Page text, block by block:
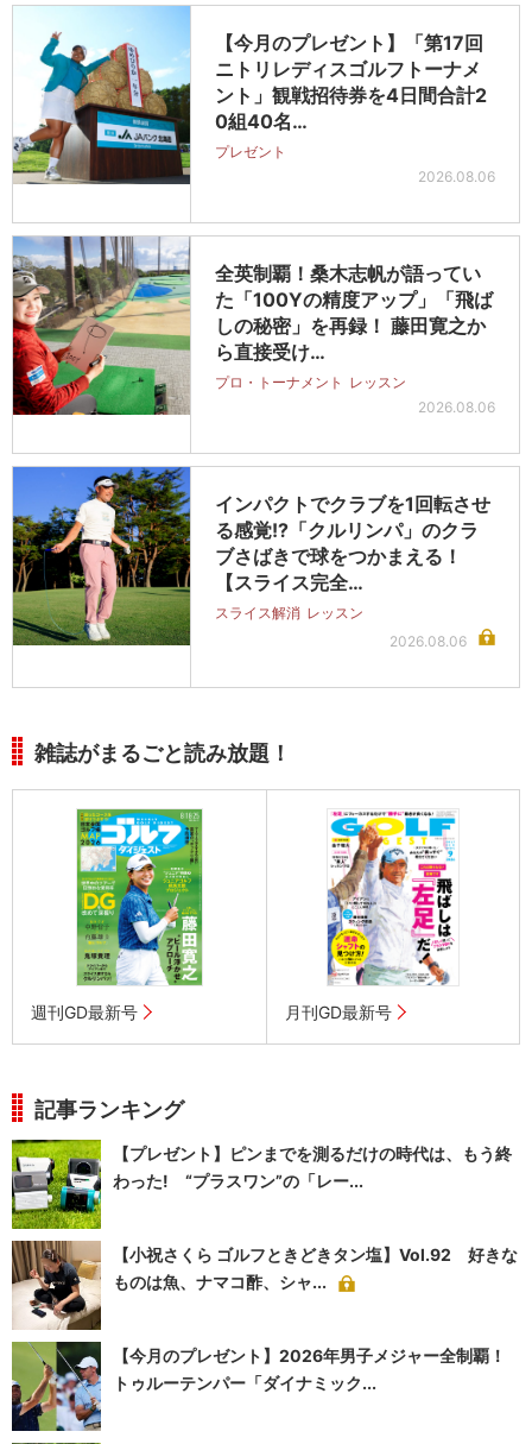
【今月のプレゼント】「第17回
ニトリレディスゴルフトーナメ
ント」観戦招待券を4日間合計2
0組40名…
プレゼント
2026.08.06
全英制覇！桑木志帆が語ってい
た「100Yの精度アップ」「飛ば
しの秘密」を再録！ 藤田寛之か
ら直接受け…
プロ・トーナメント レッスン
2026.08.06
インパクトでクラブを1回転させ
る感覚!?「クルリンパ」のクラ
ブさばきで球をつかまえる！
【スライス完全…
スライス解消 レッスン
2026.08.06
雑誌がまるごと読み放題！
週刊GD最新号 月刊GD最新号
記事ランキング
【プレゼント】ピンまでを測るだけの時代は、もう終
わった! “プラスワン”の「レー...
【小祝さくら ゴルフときどきタン塩】Vol.92 好きな
ものは魚、ナマコ酢、シャ...
【今月のプレゼント】2026年男子メジャー全制覇！
トゥルーテンパー「ダイナミック...